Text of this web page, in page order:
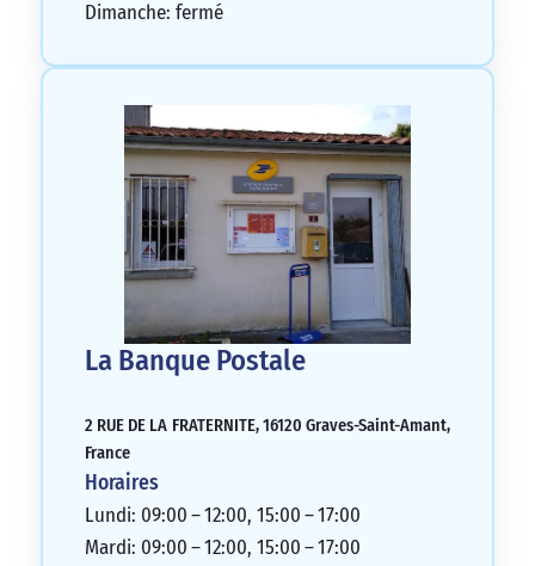
Dimanche: fermé
La Banque Postale
2 RUE DE LA FRATERNITE, 16120 Graves-Saint-Amant,
France
Horaires
Lundi: 09:00 – 12:00, 15:00 – 17:00
Mardi: 09:00 – 12:00, 15:00 – 17:00